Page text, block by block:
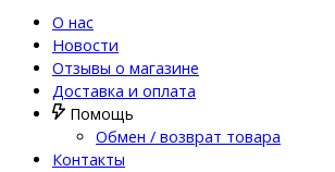
О нас
Новости
Отзывы о магазине
Доставка и оплата
Помощь
Обмен / возврат товара
Контакты